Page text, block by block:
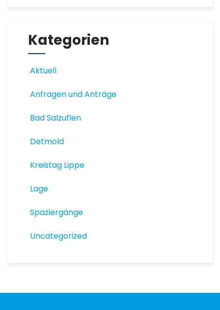
Kategorien
Aktuell
Anfragen und Anträge
Bad Salzuflen
Detmold
Kreistag Lippe
Lage
Spaziergänge
Uncategorized